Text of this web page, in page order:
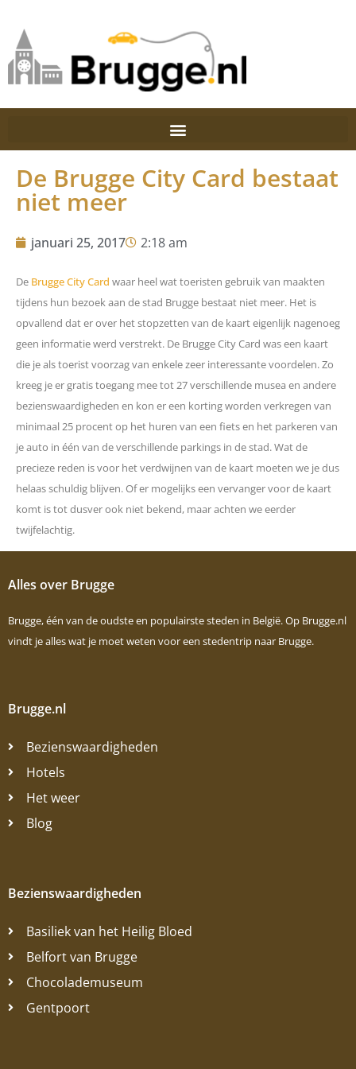
De Brugge City Card bestaat
niet meer
januari 25, 2017 2:18 am
De Brugge City Card waar heel wat toeristen gebruik van maakten
tijdens hun bezoek aan de stad Brugge bestaat niet meer. Het is
opvallend dat er over het stopzetten van de kaart eigenlijk nagenoeg
geen informatie werd verstrekt. De Brugge City Card was een kaart
die je als toerist voorzag van enkele zeer interessante voordelen. Zo
kreeg je er gratis toegang mee tot 27 verschillende musea en andere
bezienswaardigheden en kon er een korting worden verkregen van
minimaal 25 procent op het huren van een fiets en het parkeren van
je auto in één van de verschillende parkings in de stad. Wat de
precieze reden is voor het verdwijnen van de kaart moeten we je dus
helaas schuldig blijven. Of er mogelijks een vervanger voor de kaart
komt is tot dusver ook niet bekend, maar achten we eerder
twijfelachtig.
Alles over Brugge
Brugge, één van de oudste en populairste steden in België. Op Brugge.nl
vindt je alles wat je moet weten voor een stedentrip naar Brugge.
Brugge.nl
Bezienswaardigheden
Hotels
Het weer
Blog
Bezienswaardigheden
Basiliek van het Heilig Bloed
Belfort van Brugge
Chocolademuseum
Gentpoort